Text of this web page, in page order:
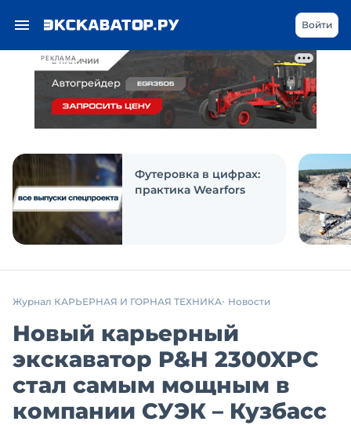
РЕКЛАМА
Войти
Футеровка в цифрах:
практика Wearfors
Журнал КАРЬЕРНАЯ И ГОРНАЯ ТЕХНИКА Новости
Новый карьерный
экскаватор P&H 2300XPC
стал самым мощным в
компании СУЭК – Кузбасс